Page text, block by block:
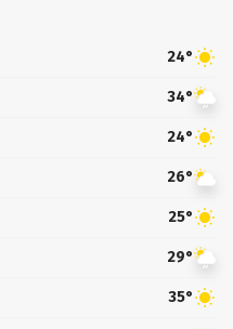
24°
34°
24°
26°
25°
29°
35°